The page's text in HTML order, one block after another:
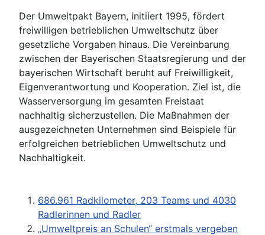
Der Umweltpakt Bayern, initiiert 1995, fördert
freiwilligen betrieblichen Umweltschutz über
gesetzliche Vorgaben hinaus. Die Vereinbarung
zwischen der Bayerischen Staatsregierung und der
bayerischen Wirtschaft beruht auf Freiwilligkeit,
Eigenverantwortung und Kooperation. Ziel ist, die
Wasserversorgung im gesamten Freistaat
nachhaltig sicherzustellen. Die Maßnahmen der
ausgezeichneten Unternehmen sind Beispiele für
erfolgreichen betrieblichen Umweltschutz und
Nachhaltigkeit.
686.961 Radkilometer, 203 Teams und 4030
Radlerinnen und Radler
„Umweltpreis an Schulen“ erstmals vergeben